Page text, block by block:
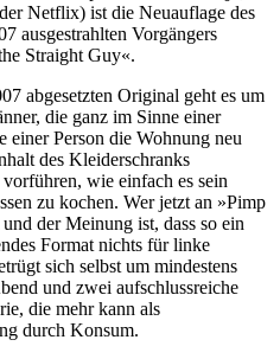
Netflix) ist die Neuauflage des
ausgestrahlten Vorgängers
Straight Guy«.
abgesetzten Original geht es um
die ganz im Sinne einer
einer Person die Wohnung neu
des Kleiderschranks
wie einfach es sein
zu kochen. Wer jetzt an »Pimp
der Meinung ist, dass so ein
Format nichts für linke
sich selbst um mindestens
und zwei aufschlussreiche
die mehr kann als
durch Konsum.